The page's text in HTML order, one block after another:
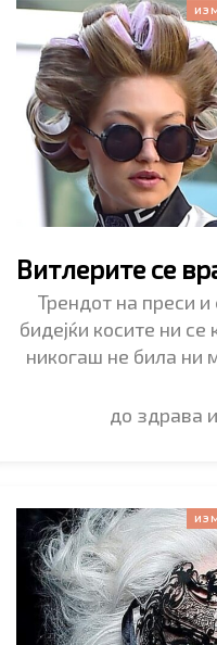
Витлерите се
Трендот на преси
бидејќи косите ни
никогаш не била ни
до здрава